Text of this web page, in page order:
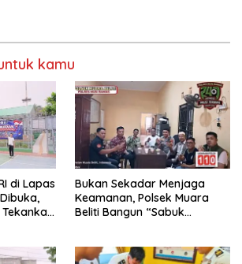
kamu
di Lapas
Bukan Sekadar Menjaga
Keamanan, Polsek Muara
Beliti Bangun “Sabuk